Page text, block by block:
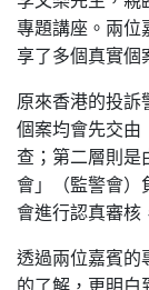
專題講座。兩位
享了多個真實個
原來香港的投
個案均會先交由
查；第二層則是
會」（監警會）
會進行認真審核
透過兩位嘉賓的
的了解，更明